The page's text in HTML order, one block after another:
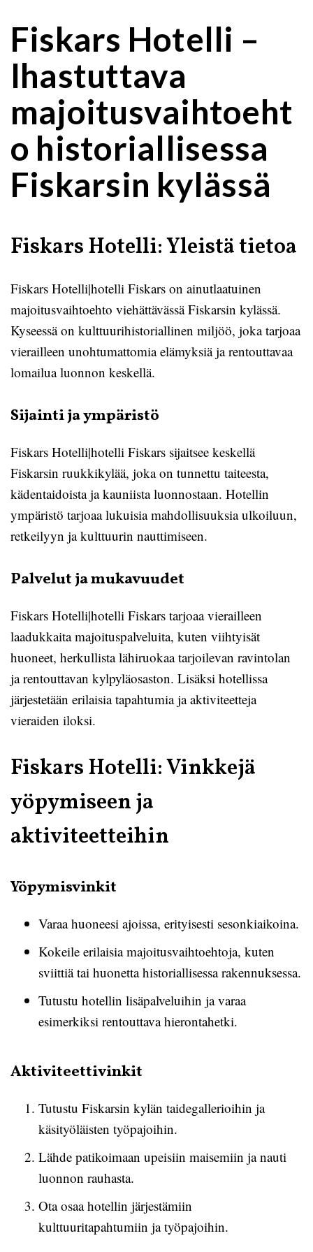
Fiskars Hotelli –
Ihastuttava
majoitusvaihtoeht
o historiallisessa
Fiskarsin kylässä
Fiskars Hotelli: Yleistä tietoa
Fiskars Hotelli|hotelli Fiskars on ainutlaatuinen
majoitusvaihtoehto viehättävässä Fiskarsin kylässä.
Kyseessä on kulttuurihistoriallinen miljöö, joka tarjoaa
vierailleen unohtumattomia elämyksiä ja rentouttavaa
lomailua luonnon keskellä.
Sijainti ja ympäristö
Fiskars Hotelli|hotelli Fiskars sijaitsee keskellä
Fiskarsin ruukkikylää, joka on tunnettu taiteesta,
kädentaidoista ja kauniista luonnostaan. Hotellin
ympäristö tarjoaa lukuisia mahdollisuuksia ulkoiluun,
retkeilyyn ja kulttuurin nauttimiseen.
Palvelut ja mukavuudet
Fiskars Hotelli|hotelli Fiskars tarjoaa vierailleen
laadukkaita majoituspalveluita, kuten viihtyisät
huoneet, herkullista lähiruokaa tarjoilevan ravintolan
ja rentouttavan kylpyläosaston. Lisäksi hotellissa
järjestetään erilaisia tapahtumia ja aktiviteetteja
vieraiden iloksi.
Fiskars Hotelli: Vinkkejä
yöpymiseen ja
aktiviteetteihin
Yöpymisvinkit
Varaa huoneesi ajoissa, erityisesti sesonkiaikoina.
Kokeile erilaisia majoitusvaihtoehtoja, kuten
sviittiä tai huonetta historiallisessa rakennuksessa.
Tutustu hotellin lisäpalveluihin ja varaa
esimerkiksi rentouttava hierontahetki.
Aktiviteettivinkit
Tutustu Fiskarsin kylän taidegallerioihin ja
käsityöläisten työpajoihin.
Lähde patikoimaan upeisiin maisemiin ja nauti
luonnon rauhasta.
Ota osaa hotellin järjestämiin
kulttuuritapahtumiin ja työpajoihin.